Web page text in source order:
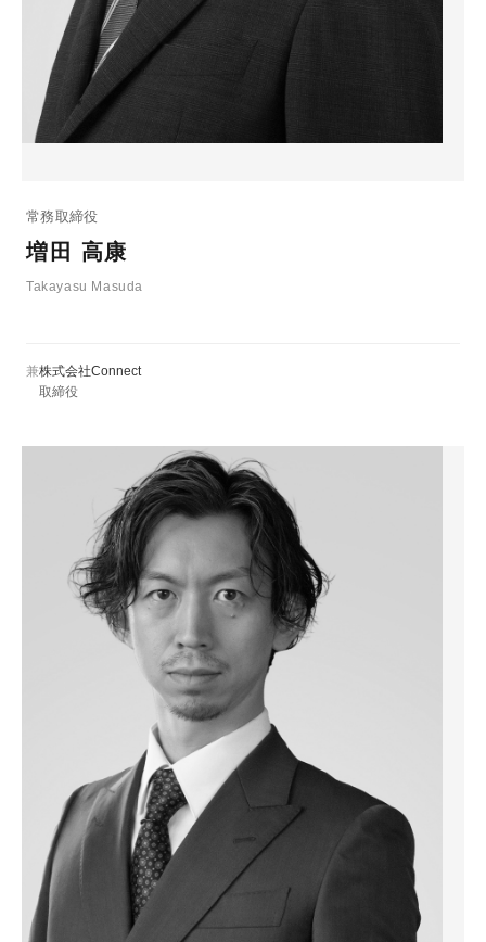
常務取締役
増田 高康
Takayasu Masuda
兼株式会社Connect
取締役